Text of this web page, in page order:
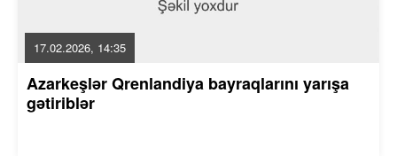
17.02.2026, 14:35
Azarkeşlər Qrenlandiya bayraqlarını yarışa
gətiriblər